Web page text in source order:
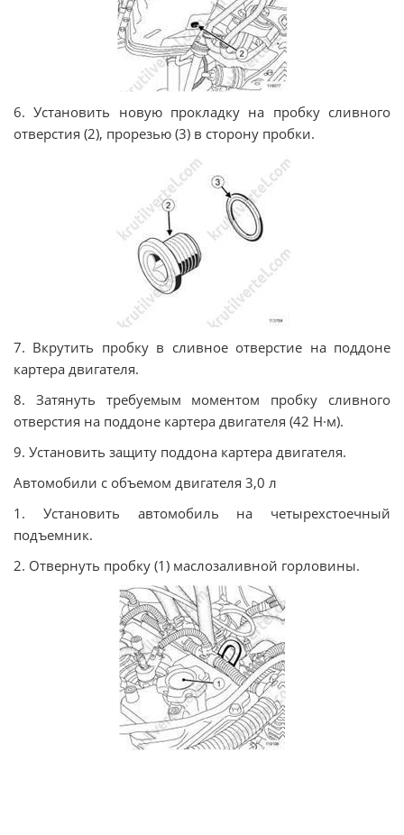
6. Установить новую прокладку на пробку сливного
отверстия (2), прорезью (3) в сторону пробки.
7. Вкрутить пробку в сливное отверстие на поддоне
картера двигателя.
8. Затянуть требуемым моментом пробку сливного
отверстия на поддоне картера двигателя (42 Н·м).
9. Установить защиту поддона картера двигателя.
Автомобили с объемом двигателя 3,0 л
1. Установить автомобиль на четырехстоечный
подъемник.
2. Отвернуть пробку (1) маслозаливной горловины.